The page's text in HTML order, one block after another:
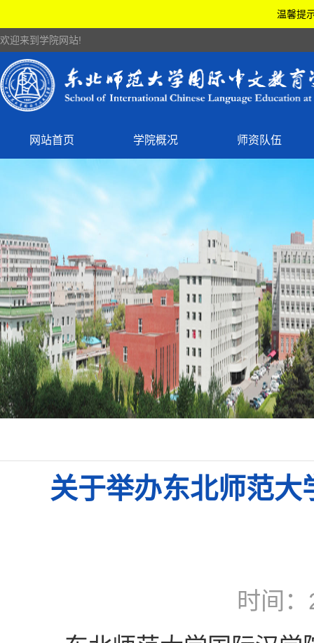
温馨提
欢迎来到学院网站!
网站首页 学院概况 师资队伍
关于举办东北师范
时间